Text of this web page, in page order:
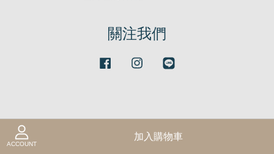
ACCOUNT
加入購物車
關注我們
Facebook Instagram